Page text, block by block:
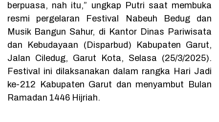
berpuasa, nah itu,” ungkap Putri saat membuka
resmi pergelaran Festival Nabeuh Bedug dan
Musik Bangun Sahur, di Kantor Dinas Pariwisata
dan Kebudayaan (Disparbud) Kabupaten Garut,
Jalan Ciledug, Garut Kota, Selasa (25/3/2025).
Festival ini dilaksanakan dalam rangka Hari Jadi
ke-212 Kabupaten Garut dan menyambut Bulan
Ramadan 1446 Hijriah.